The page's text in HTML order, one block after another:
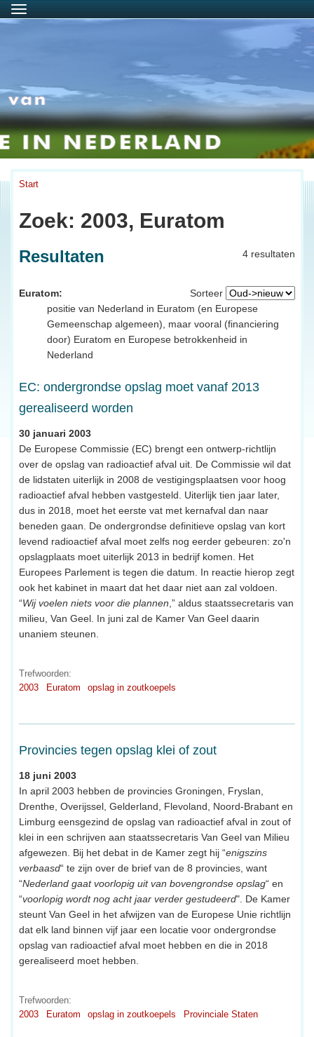
Menu
Start
Zoek: 2003, Euratom
4 resultaten
Resultaten
Sorteer
Euratom:
positie van Nederland in Euratom (en Europese
Gemeenschap algemeen), maar vooral (financiering
door) Euratom en Europese betrokkenheid in
Nederland
EC: ondergrondse opslag moet vanaf 2013
gerealiseerd worden
30 januari 2003
De Europese Commissie (EC) brengt een ontwerp-richtlijn
over de opslag van radioactief afval uit. De Commissie wil dat
de lidstaten uiterlijk in 2008 de vestigingsplaatsen voor hoog
radioactief afval hebben vastgesteld. Uiterlijk tien jaar later,
dus in 2018, moet het eerste vat met kernafval dan naar
beneden gaan. De ondergrondse definitieve opslag van kort
levend radioactief afval moet zelfs nog eerder gebeuren: zo'n
opslagplaats moet uiterlijk 2013 in bedrijf komen. Het
Europees Parlement is tegen die datum. In reactie hierop zegt
ook het kabinet in maart dat het daar niet aan zal voldoen.
“Wij voelen niets voor die plannen ,” aldus staatssecretaris van
milieu, Van Geel. In juni zal de Kamer Van Geel daarin
unaniem steunen.
Trefwoorden:
2003
Euratom opslag in zoutkoepels
Provincies tegen opslag klei of zout
18 juni 2003
In april 2003 hebben de provincies Groningen, Fryslan,
Drenthe, Overijssel, Gelderland, Flevoland, Noord-Brabant en
Limburg eensgezind de opslag van radioactief afval in zout of
klei in een schrijven aan staatssecretaris Van Geel van Milieu
afgewezen. Bij het debat in de Kamer zegt hij “enigszins
verbaasd“ te zijn over de brief van de 8 provincies, want
“Nederland gaat voorlopig uit van bovengrondse opslag“ en
“voorlopig wordt nog acht jaar verder gestudeerd". De Kamer
steunt Van Geel in het afwijzen van de Europese Unie richtlijn
dat elk land binnen vijf jaar een locatie voor ondergrondse
opslag van radioactief afval moet hebben en die in 2018
gerealiseerd moet hebben.
Trefwoorden:
2003
Euratom opslag in zoutkoepels Provinciale Staten